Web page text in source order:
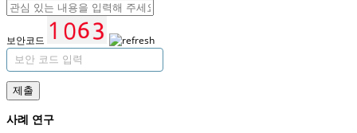
보안코드
제출
사례 연구